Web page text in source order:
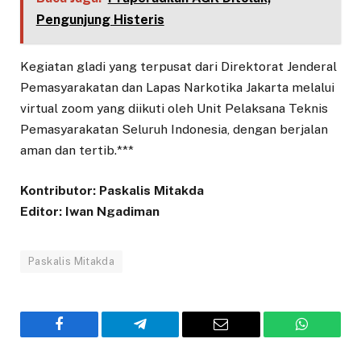
Pengunjung Histeris
Kegiatan gladi yang terpusat dari Direktorat Jenderal
Pemasyarakatan dan Lapas Narkotika Jakarta melalui
virtual zoom yang diikuti oleh Unit Pelaksana Teknis
Pemasyarakatan Seluruh Indonesia, dengan berjalan
aman dan tertib.***
Kontributor: Paskalis Mitakda
Editor: Iwan Ngadiman
Paskalis Mitakda
Facebook Telegram Email